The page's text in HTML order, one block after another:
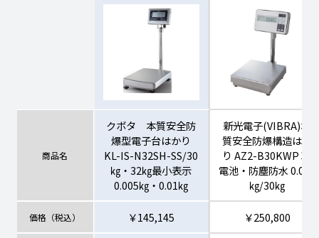
￥264,550円
お問い合わせください
￥131,950円
（￥145,145円）
お問い合わせください
￥143,000円
（￥157,300円）
お問い合わせください
￥143,000円
（￥157,300円）
お問い合わせください
￥143,000円
商品名
クボタ 本質安全防
爆型電子台はかり
KL-IS-N32SH-SS/30
㎏・32㎏最小表示
0.005㎏・0.01㎏
新光電子(VIBRA)本
質安全防爆構造はか
り AZ2-B30KWP 乾
電池・防塵防水 0.005
㎏/30㎏
価格（税込） ￥145,145 ￥250,800